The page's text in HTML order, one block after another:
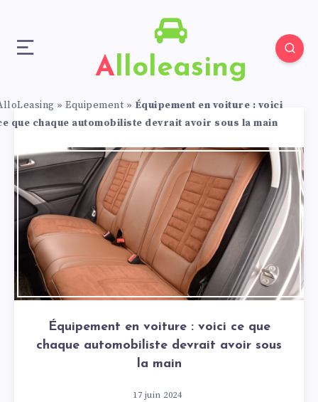
Alloleasing
» Equipement » Équipement en voiture : voici
que chaque automobiliste devrait avoir sous la main
Équipement en voiture : voici ce que
chaque automobiliste devrait avoir sous
la main
17 juin 2024